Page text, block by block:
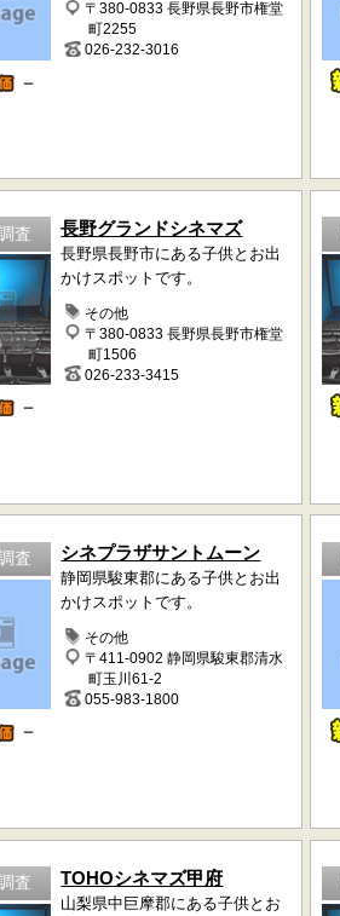
－
〒380-0833 長野県長野市権堂
町2255
026-232-3016
査
－
長野グランドシネマズ
長野県長野市にある子供とお出
かけスポットです。
その他
〒380-0833 長野県長野市権堂
町1506
026-233-3415
査
－
シネプラザサントムーン
静岡県駿東郡にある子供とお出
かけスポットです。
その他
〒411-0902 静岡県駿東郡清水
町玉川61-2
055-983-1800
査 TOHOシネマズ甲府
山梨県中巨摩郡にある子供とお